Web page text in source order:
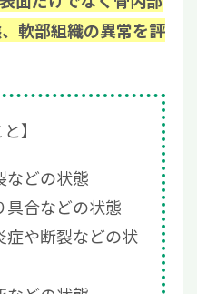
軟部組織の異常を評
】
などの状態
具合などの状態
症や断裂などの状